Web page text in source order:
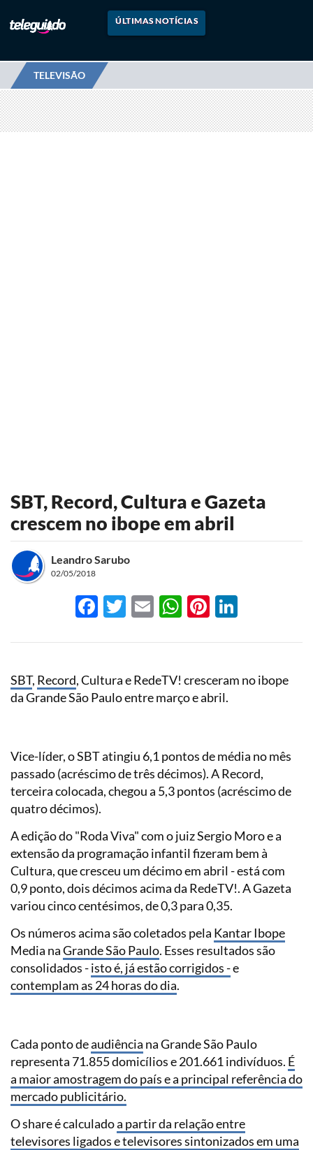
ÚLTIMAS NOTÍCIAS
TELEVISÃO
SBT, Record, Cultura e Gazeta
crescem no ibope em abril
Leandro Sarubo
02/05/2018
Facebook
Twitter
EmailWhatsApp
Pinterest
SBT, Record, Cultura e RedeTV! cresceram no ibope
da Grande São Paulo entre março e abril.
Vice-líder, o SBT atingiu 6,1 pontos de média no mês
passado (acréscimo de três décimos). A Record,
terceira colocada, chegou a 5,3 pontos (acréscimo de
quatro décimos).
A edição do "Roda Viva" com o juiz Sergio Moro e a
extensão da programação infantil fizeram bem à
Cultura, que cresceu um décimo em abril - está com
0,9 ponto, dois décimos acima da RedeTV!. A Gazeta
variou cinco centésimos, de 0,3 para 0,35.
Os números acima são coletados pela KantarIbope
Media naGrande São Paulo. Esses resultados são
consolidados -isto é, já estão corrigidos -e
contemplam as 24 horas do dia.
Cada ponto deaudiência na Grande São Paulo
representa 71.855 domicílios e 201.661 indivíduos. É
a maior amostragem do país e a principal referência do
mercado publicitário.
O share é calculadoa partir da relação entre
televisores ligados e televisores sintonizados em uma